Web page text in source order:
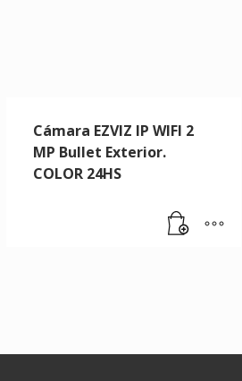
Cámara EZVIZ IP WIFI 2
MP Bullet Exterior.
COLOR 24HS